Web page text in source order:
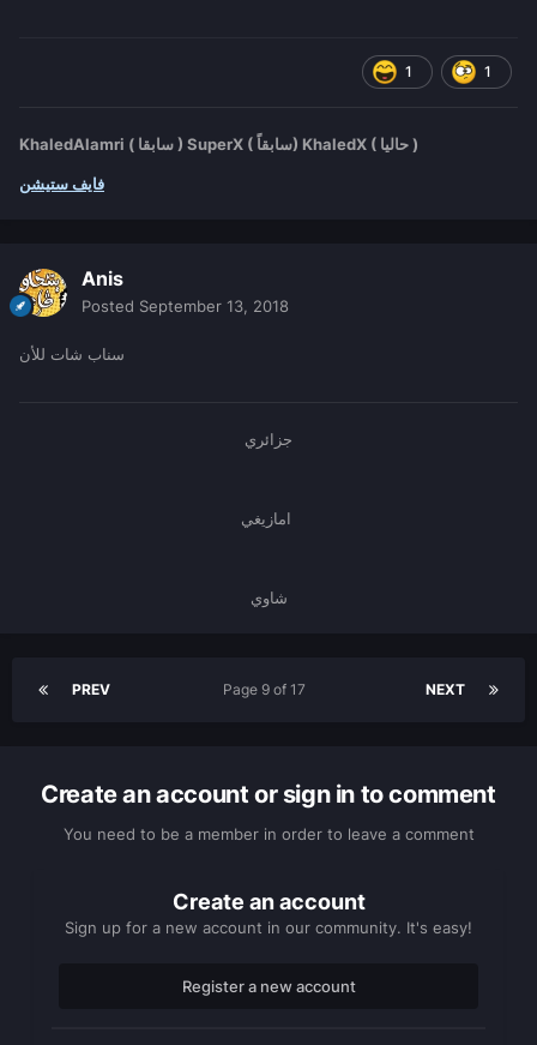
1 1
KhaledAlamri ( سابقا ) SuperX ( سابقاً) KhaledX ( حاليا )
فايف ستيشن
Anis
Posted September 13, 2018
سناب شات للأن
جزائري
شاوي
PREV NEXT
Page 9 of 17
Create an account or sign in to comment
You need to be a member in order to leave a comment
Create an account
Sign up for a new account in our community. It's easy!
Register a new account